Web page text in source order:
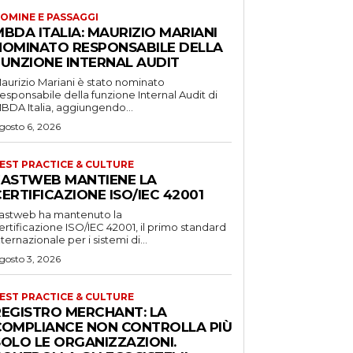
E PASSAGGI
ITALIA: MAURIZIO MARIANI
RESPONSABILE DELLA
INTERNAL AUDIT
Mariani è stato nominato
della funzione Internal Audit di
Italia, aggiungendo...
6, 2026
PRACTICE & CULTURE
MANTIENE LA
ISO/IEC 42001
ha mantenuto la
ISO/IEC 42001, il primo standard
per i sistemi di...
3, 2026
PRACTICE & CULTURE
MERCHANT: LA
NON CONTROLLA PIÙ
LE ORGANIZZAZIONI.